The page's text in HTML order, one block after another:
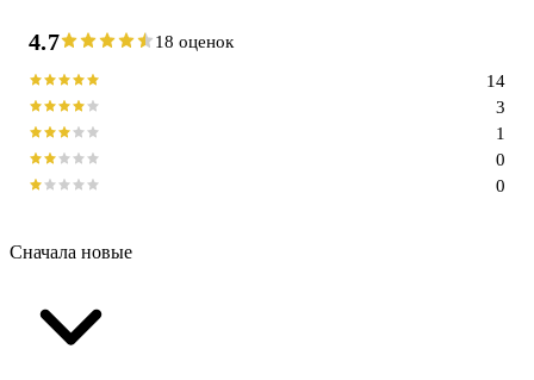
4.7 18 оценок
0
0
1
3
14
Сначала новые